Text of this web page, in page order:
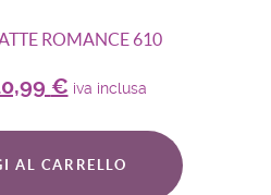
ROMANCE 610
€ iva inclusa
AL CARRELLO